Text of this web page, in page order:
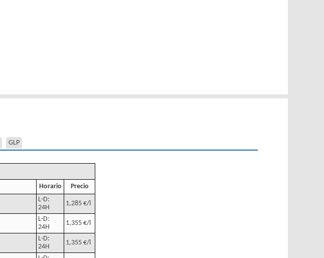
GLP
Horario Precio
L-D:
24H
1,285 €/l
L-D:
24H
1,355 €/l
L-D:
24H
1,355 €/l